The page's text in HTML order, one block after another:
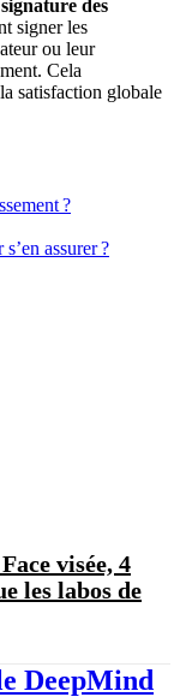
des
signer les
ou leur
Cela
satisfaction globale
?
assurer ?
visée, 4
les labos de
DeepMind